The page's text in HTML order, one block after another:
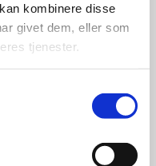
kombinere disse
givet dem, eller som
tjenester.
og stor
vi
mest